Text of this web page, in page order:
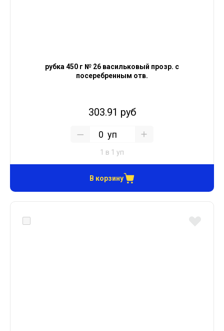
рубка 450 г № 26 васильковый прозр. с
посеребренным отв.
303.91 руб
уп
1 в 1 уп
В корзину